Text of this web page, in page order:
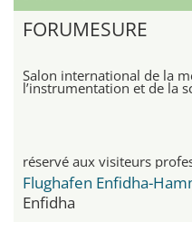
FORUMESURE
Salon international de la
l’instrumentation et de la
réservé aux visiteurs
Flughafen Enfidha-
Enfidha